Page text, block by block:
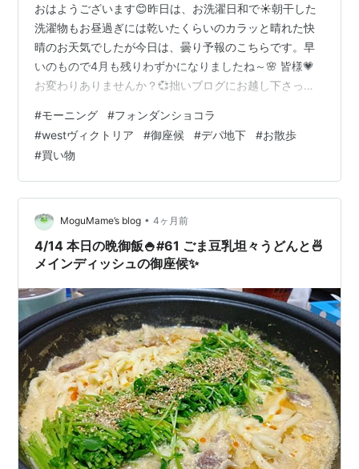
おはようございます😊昨日は、お洗濯日和で☀️朝干した
洗濯物もお昼過ぎには乾いたくらいのカラッと晴れた快
晴のお天気でしたが今日は、曇り予報のこちらです。早
いのもので4月も残りわずかになりましたね～🌸 皆様💗
お変わりありませんか？💞拙いブログにお越し下さって
いものを選びに久しぶりに横浜まで足を運んでみまし
た。東口の地下街ポルタ～スカイビル・デパートそごう
側と西口のジョイナス・ダイヤキッチン・高島屋側とそ
れぞれに繋がっているので移動手段もスムーズでぶらぶ
らとお散歩がてら色んなお店や商品を眺めたり 楽しみな
がら身体を動かせて ほどよい運動にもなっ…
#モーニング #フォンダンショコラ
#westヴィクトリア #御座候 #デパ地下 #お散歩
#買い物
MoguMame’s blog • 4ヶ月前
4/14 本日の晩御飯🍚#61 ごま豆乳坦々うどんと🍜
メインディッシュの御座候✨